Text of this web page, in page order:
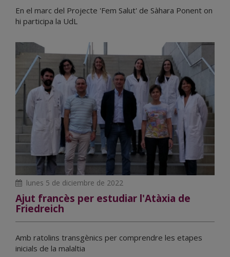
En el marc del Projecte 'Fem Salut' de Sàhara Ponent on
hi participa la UdL
lunes 5 de diciembre de 2022
Ajut francès per estudiar l'Atàxia de
Friedreich
Amb ratolins transgènics per comprendre les etapes
inicials de la malaltia